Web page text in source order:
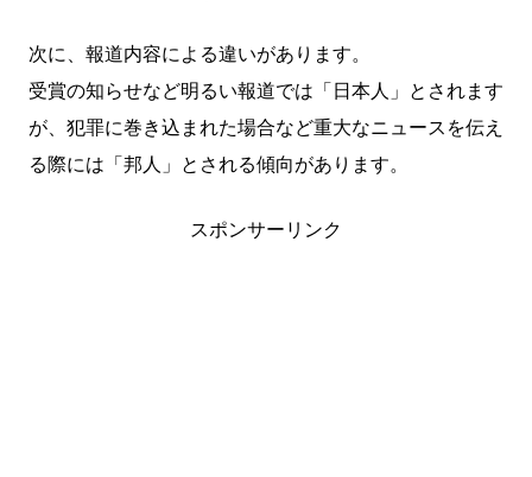
次に、報道内容による違いがあります。
受賞の知らせなど明るい報道では「日本人」とされます
が、犯罪に巻き込まれた場合など重大なニュースを伝え
る際には「邦人」とされる傾向があります。
スポンサーリンク